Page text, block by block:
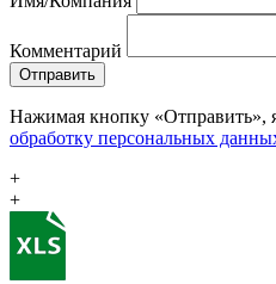
Комментарий
Отправить
Нажимая кнопку «Отправить»,
обработку персональных
+
+